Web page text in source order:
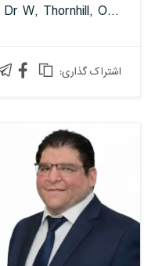
150 Commerce Valley Dr W, Thornhill, ON L3T 7Z3, Canada
:اشتراک گذاری